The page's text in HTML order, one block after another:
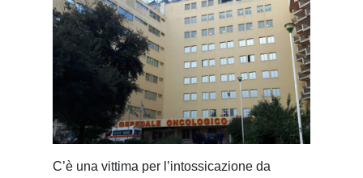
C’è una vittima per l’intossicazione da